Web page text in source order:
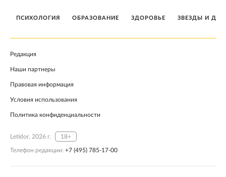
ПСИХОЛОГИЯ ОБРАЗОВАНИЕ ЗДОРОВЬЕ ЗВЕЗДЫ И
Редакция
Наши партнеры
Правовая информация
Условия использования
Политика конфиденциальности
Letidor, 2026 г. 18+
Телефон редакции: +7 (495) 785-17-00